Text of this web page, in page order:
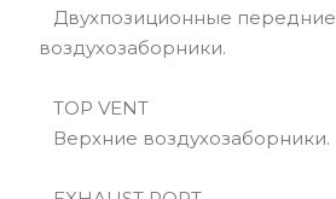
Двухпозиционные передние
воздухозаборники.
TOP VENT
Верхние воздухозаборники.